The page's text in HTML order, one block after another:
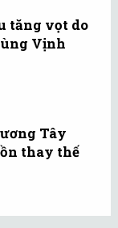
tăng vọt do
Vịnh
Tây
thay thế